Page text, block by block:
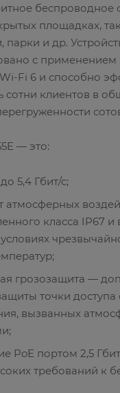
беспроводное
площадках,
парки и др.
с
Fi 6 и способно
сотни клиентов в
— это:
5,4 Гбит/с;
атмосферных
класса IP67 и
грозозащита —
точки доступа
вызванных
PoE портом 2,5
требований к